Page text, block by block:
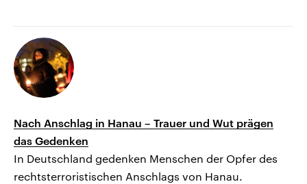
Nach Anschlag in Hanau – Trauer und Wut prägen
das Gedenken
In Deutschland gedenken Menschen der Opfer des
rechtsterroristischen Anschlags von Hanau.